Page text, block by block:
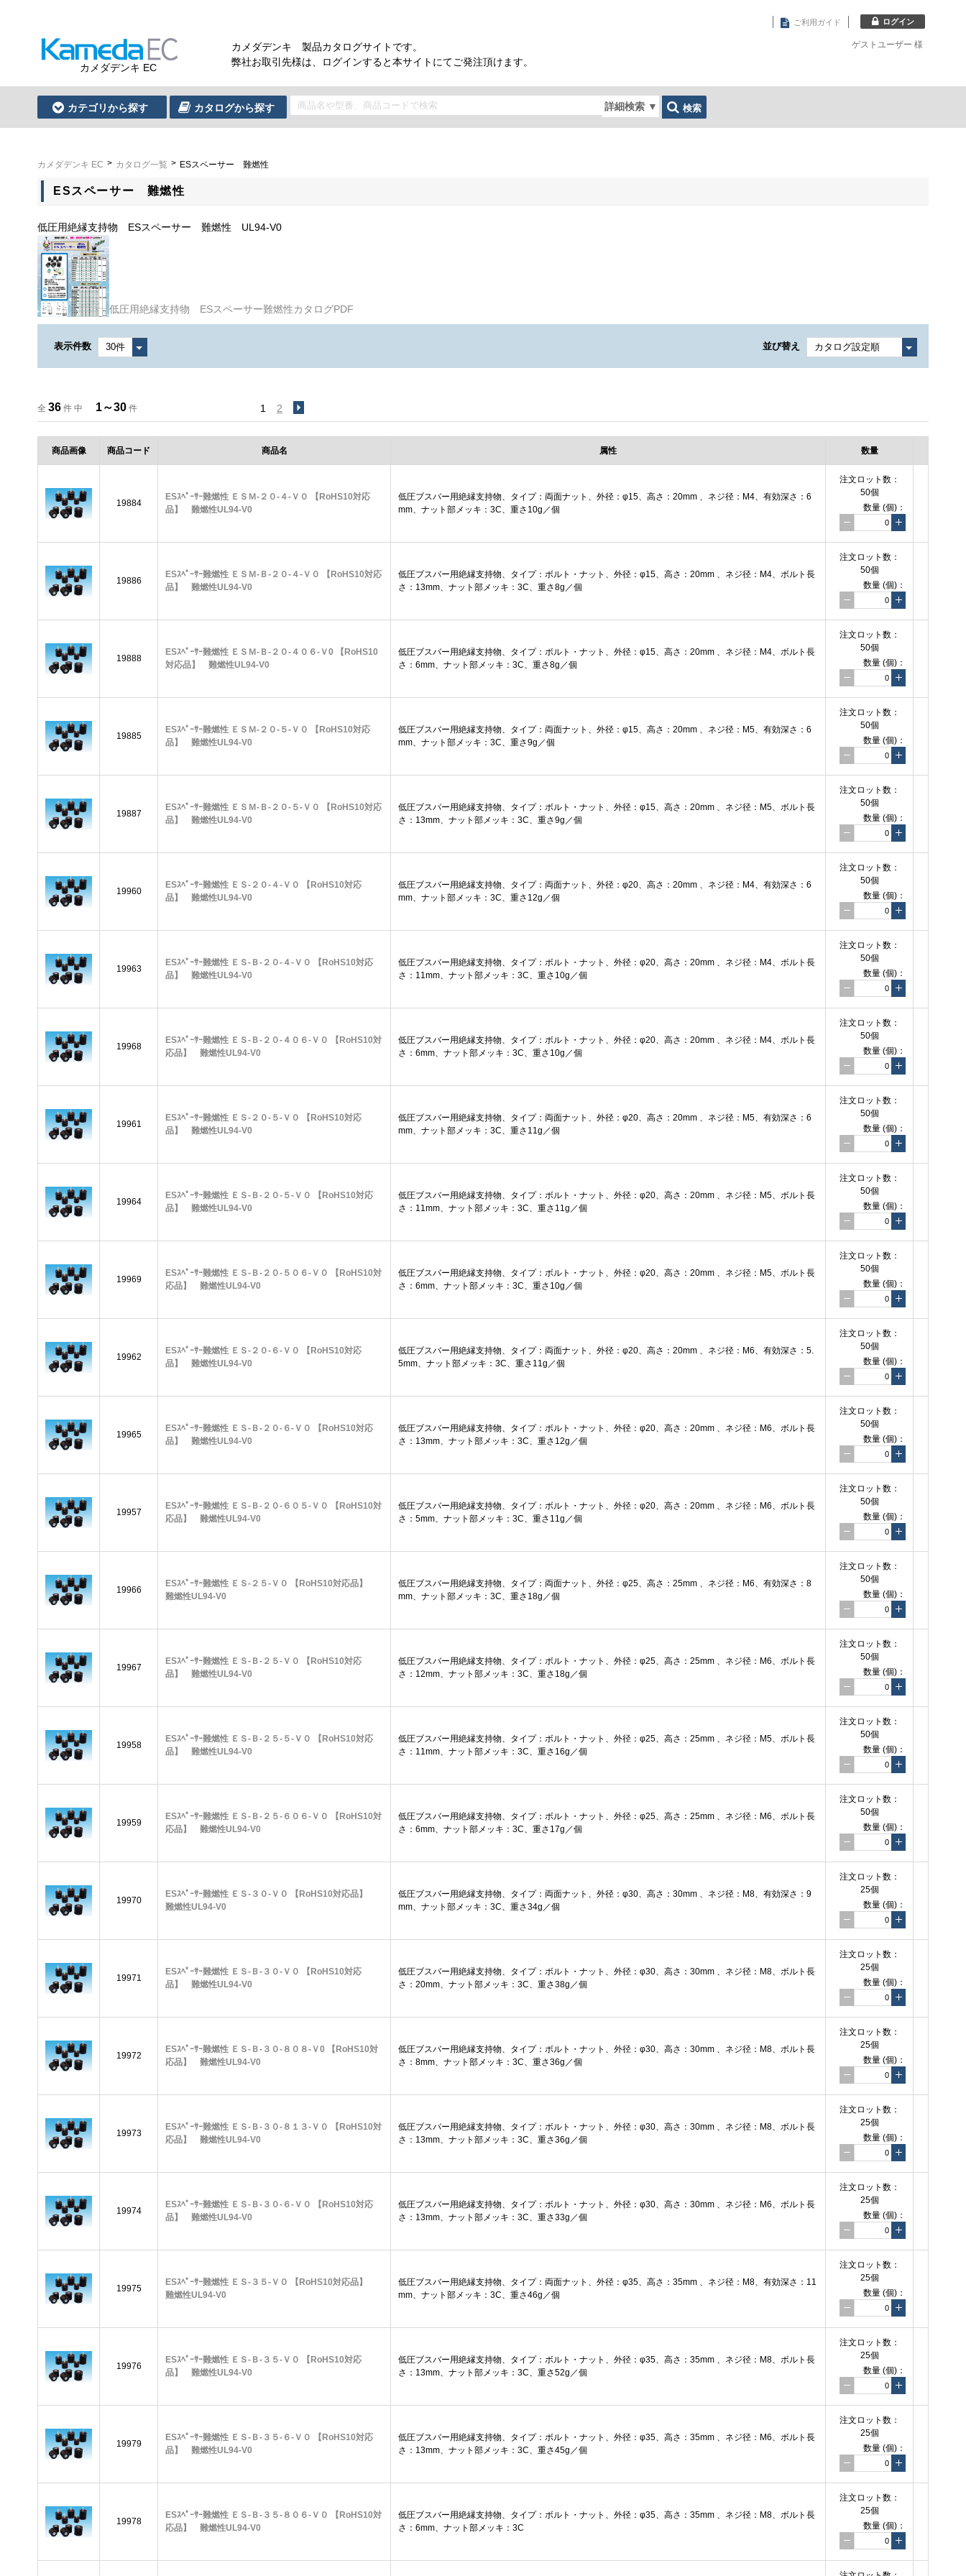
カメダデンキ EC
カメダデンキ 製品カタログサイトです。
弊社お取引先様は、ログインすると本サイトにてご発注頂けます。
ご利用ガイド ログイン
ゲストユーザー 様
カテゴリから探す カタログから探す 詳細検索 ▼ 検索
カメダデンキ EC カタログ一覧 ESスペーサー 難燃性
ESスペーサー 難燃性
低圧用絶縁支持物 ESスペーサー 難燃性 UL94-V0
低圧用絶縁支持物 ESスペーサー難燃性カタログPDF
表示件数 並び替え
全 36 件 中 1～30 件 1 2
商品画像 商品コード 商品名 属性 数量
19884
ESｽﾍﾟｰｻｰ難燃性 ＥＳＭ-２０-４-Ｖ０ 【RoHS10対応
品】 難燃性UL94-V0
低圧ブスバー用絶縁支持物、タイプ：両面ナット、外径：φ15、高さ：20mm 、ネジ径：M4、有効深さ：6
mm、ナット部メッキ：3C、重さ10g／個
注文 ロット数：
50個
数量 (個) ：
19886
ESｽﾍﾟｰｻｰ難燃性 ＥＳＭ-Ｂ-２０-４-Ｖ０ 【RoHS10対応
品】 難燃性UL94-V0
低圧ブスバー用絶縁支持物、タイプ：ボルト・ナット、外径：φ15、高さ：20mm 、ネジ径：M4、ボルト長
さ：13mm、ナット部メッキ：3C、重さ8g／個
注文 ロット数：
50個
数量 (個) ：
19888
ESｽﾍﾟｰｻｰ難燃性 ＥＳＭ-Ｂ-２０-４０６-Ｖ0 【RoHS10
対応品】 難燃性UL94-V0
低圧ブスバー用絶縁支持物、タイプ：ボルト・ナット、外径：φ15、高さ：20mm 、ネジ径：M4、ボルト長
さ：6mm、ナット部メッキ：3C、重さ8g／個
注文 ロット数：
50個
数量 (個) ：
19885
ESｽﾍﾟｰｻｰ難燃性 ＥＳＭ-２０-５-Ｖ０ 【RoHS10対応
品】 難燃性UL94-V0
低圧ブスバー用絶縁支持物、タイプ：両面ナット、外径：φ15、高さ：20mm 、ネジ径：M5、有効深さ：6
mm、ナット部メッキ：3C、重さ9g／個
注文 ロット数：
50個
数量 (個) ：
19887
ESｽﾍﾟｰｻｰ難燃性 ＥＳＭ-Ｂ-２０-５-Ｖ０ 【RoHS10対応
品】 難燃性UL94-V0
低圧ブスバー用絶縁支持物、タイプ：ボルト・ナット、外径：φ15、高さ：20mm 、ネジ径：M5、ボルト長
さ：13mm、ナット部メッキ：3C、重さ9g／個
注文 ロット数：
50個
数量 (個) ：
19960
ESｽﾍﾟｰｻｰ難燃性 ＥＳ-２０-４-Ｖ０ 【RoHS10対応
品】 難燃性UL94-V0
低圧ブスバー用絶縁支持物、タイプ：両面ナット、外径：φ20、高さ：20mm 、ネジ径：M4、有効深さ：6
mm、ナット部メッキ：3C、重さ12g／個
注文 ロット数：
50個
数量 (個) ：
19963
ESｽﾍﾟｰｻｰ難燃性 ＥＳ-Ｂ-２０-４-Ｖ０ 【RoHS10対応
品】 難燃性UL94-V0
低圧ブスバー用絶縁支持物、タイプ：ボルト・ナット、外径：φ20、高さ：20mm 、ネジ径：M4、ボルト長
さ：11mm、ナット部メッキ：3C、重さ10g／個
注文 ロット数：
50個
数量 (個) ：
19968
ESｽﾍﾟｰｻｰ難燃性 ＥＳ-Ｂ-２０-４０６-Ｖ０ 【RoHS10対
応品】 難燃性UL94-V0
低圧ブスバー用絶縁支持物、タイプ：ボルト・ナット、外径：φ20、高さ：20mm 、ネジ径：M4、ボルト長
さ：6mm、ナット部メッキ：3C、重さ10g／個
注文 ロット数：
50個
数量 (個) ：
19961
ESｽﾍﾟｰｻｰ難燃性 ＥＳ-２０-５-Ｖ０ 【RoHS10対応
品】 難燃性UL94-V0
低圧ブスバー用絶縁支持物、タイプ：両面ナット、外径：φ20、高さ：20mm 、ネジ径：M5、有効深さ：6
mm、ナット部メッキ：3C、重さ11g／個
注文 ロット数：
50個
数量 (個) ：
19964
ESｽﾍﾟｰｻｰ難燃性 ＥＳ-Ｂ-２０-５-Ｖ０ 【RoHS10対応
品】 難燃性UL94-V0
低圧ブスバー用絶縁支持物、タイプ：ボルト・ナット、外径：φ20、高さ：20mm 、ネジ径：M5、ボルト長
さ：11mm、ナット部メッキ：3C、重さ11g／個
注文 ロット数：
50個
数量 (個) ：
19969
ESｽﾍﾟｰｻｰ難燃性 ＥＳ-Ｂ-２０-５０６-Ｖ０ 【RoHS10対
応品】 難燃性UL94-V0
低圧ブスバー用絶縁支持物、タイプ：ボルト・ナット、外径：φ20、高さ：20mm 、ネジ径：M5、ボルト長
さ：6mm、ナット部メッキ：3C、重さ10g／個
注文 ロット数：
50個
数量 (個) ：
19962
ESｽﾍﾟｰｻｰ難燃性 ＥＳ-２０-６-Ｖ０ 【RoHS10対応
品】 難燃性UL94-V0
低圧ブスバー用絶縁支持物、タイプ：両面ナット、外径：φ20、高さ：20mm 、ネジ径：M6、有効深さ：5.
5mm、ナット部メッキ：3C、重さ11g／個
注文 ロット数：
50個
数量 (個) ：
19965
ESｽﾍﾟｰｻｰ難燃性 ＥＳ-Ｂ-２０-６-Ｖ０ 【RoHS10対応
品】 難燃性UL94-V0
低圧ブスバー用絶縁支持物、タイプ：ボルト・ナット、外径：φ20、高さ：20mm 、ネジ径：M6、ボルト長
さ：13mm、ナット部メッキ：3C、重さ12g／個
注文 ロット数：
50個
数量 (個) ：
19957
ESｽﾍﾟｰｻｰ難燃性 ＥＳ-Ｂ-２０-６０５-Ｖ０ 【RoHS10対
応品】 難燃性UL94-V0
低圧ブスバー用絶縁支持物、タイプ：ボルト・ナット、外径：φ20、高さ：20mm 、ネジ径：M6、ボルト長
さ：5mm、ナット部メッキ：3C、重さ11g／個
注文 ロット数：
50個
数量 (個) ：
19966
ESｽﾍﾟｰｻｰ難燃性 ＥＳ-２５-Ｖ０ 【RoHS10対応品】
難燃性UL94-V0
低圧ブスバー用絶縁支持物、タイプ：両面ナット、外径：φ25、高さ：25mm 、ネジ径：M6、有効深さ：8
mm、ナット部メッキ：3C、重さ18g／個
注文 ロット数：
50個
数量 (個) ：
19967
ESｽﾍﾟｰｻｰ難燃性 ＥＳ-Ｂ-２５-Ｖ０ 【RoHS10対応
品】 難燃性UL94-V0
低圧ブスバー用絶縁支持物、タイプ：ボルト・ナット、外径：φ25、高さ：25mm 、ネジ径：M6、ボルト長
さ：12mm、ナット部メッキ：3C、重さ18g／個
注文 ロット数：
50個
数量 (個) ：
19958
ESｽﾍﾟｰｻｰ難燃性 ＥＳ-Ｂ-２５-５-Ｖ０ 【RoHS10対応
品】 難燃性UL94-V0
低圧ブスバー用絶縁支持物、タイプ：ボルト・ナット、外径：φ25、高さ：25mm 、ネジ径：M5、ボルト長
さ：11mm、ナット部メッキ：3C、重さ16g／個
注文 ロット数：
50個
数量 (個) ：
19959
ESｽﾍﾟｰｻｰ難燃性 ＥＳ-Ｂ-２５-６０６-Ｖ０ 【RoHS10対
応品】 難燃性UL94-V0
低圧ブスバー用絶縁支持物、タイプ：ボルト・ナット、外径：φ25、高さ：25mm 、ネジ径：M6、ボルト長
さ：6mm、ナット部メッキ：3C、重さ17g／個
注文 ロット数：
50個
数量 (個) ：
19970
ESｽﾍﾟｰｻｰ難燃性 ＥＳ-３０-Ｖ０ 【RoHS10対応品】
難燃性UL94-V0
低圧ブスバー用絶縁支持物、タイプ：両面ナット、外径：φ30、高さ：30mm 、ネジ径：M8、有効深さ：9
mm、ナット部メッキ：3C、重さ34g／個
注文 ロット数：
25個
数量 (個) ：
19971
ESｽﾍﾟｰｻｰ難燃性 ＥＳ-Ｂ-３０-Ｖ０ 【RoHS10対応
品】 難燃性UL94-V0
低圧ブスバー用絶縁支持物、タイプ：ボルト・ナット、外径：φ30、高さ：30mm 、ネジ径：M8、ボルト長
さ：20mm、ナット部メッキ：3C、重さ38g／個
注文 ロット数：
25個
数量 (個) ：
19972
ESｽﾍﾟｰｻｰ難燃性 ＥＳ-Ｂ-３０-８０８-Ｖ0 【RoHS10対
応品】 難燃性UL94-V0
低圧ブスバー用絶縁支持物、タイプ：ボルト・ナット、外径：φ30、高さ：30mm 、ネジ径：M8、ボルト長
さ：8mm、ナット部メッキ：3C、重さ36g／個
注文 ロット数：
25個
数量 (個) ：
19973
ESｽﾍﾟｰｻｰ難燃性 ＥＳ-Ｂ-３０-８１３-Ｖ０ 【RoHS10対
応品】 難燃性UL94-V0
低圧ブスバー用絶縁支持物、タイプ：ボルト・ナット、外径：φ30、高さ：30mm 、ネジ径：M8、ボルト長
さ：13mm、ナット部メッキ：3C、重さ36g／個
注文 ロット数：
25個
数量 (個) ：
19974
ESｽﾍﾟｰｻｰ難燃性 ＥＳ-Ｂ-３０-６-Ｖ０ 【RoHS10対応
品】 難燃性UL94-V0
低圧ブスバー用絶縁支持物、タイプ：ボルト・ナット、外径：φ30、高さ：30mm 、ネジ径：M6、ボルト長
さ：13mm、ナット部メッキ：3C、重さ33g／個
注文 ロット数：
25個
数量 (個) ：
19975
ESｽﾍﾟｰｻｰ難燃性 ＥＳ-３５-Ｖ０ 【RoHS10対応品】
難燃性UL94-V0
低圧ブスバー用絶縁支持物、タイプ：両面ナット、外径：φ35、高さ：35mm 、ネジ径：M8、有効深さ：11
mm、ナット部メッキ：3C、重さ46g／個
注文 ロット数：
25個
数量 (個) ：
19976
ESｽﾍﾟｰｻｰ難燃性 ＥＳ-Ｂ-３５-Ｖ０ 【RoHS10対応
品】 難燃性UL94-V0
低圧ブスバー用絶縁支持物、タイプ：ボルト・ナット、外径：φ35、高さ：35mm 、ネジ径：M8、ボルト長
さ：13mm、ナット部メッキ：3C、重さ52g／個
注文 ロット数：
25個
数量 (個) ：
19979
ESｽﾍﾟｰｻｰ難燃性 ＥＳ-Ｂ-３５-６-Ｖ０ 【RoHS10対応
品】 難燃性UL94-V0
低圧ブスバー用絶縁支持物、タイプ：ボルト・ナット、外径：φ35、高さ：35mm 、ネジ径：M6、ボルト長
さ：13mm、ナット部メッキ：3C、重さ45g／個
注文 ロット数：
25個
数量 (個) ：
19978
ESｽﾍﾟｰｻｰ難燃性 ＥＳ-Ｂ-３５-８０６-Ｖ０ 【RoHS10対
応品】 難燃性UL94-V0
低圧ブスバー用絶縁支持物、タイプ：ボルト・ナット、外径：φ35、高さ：35mm 、ネジ径：M8、ボルト長
さ：6mm、ナット部メッキ：3C
注文 ロット数：
25個
数量 (個) ：